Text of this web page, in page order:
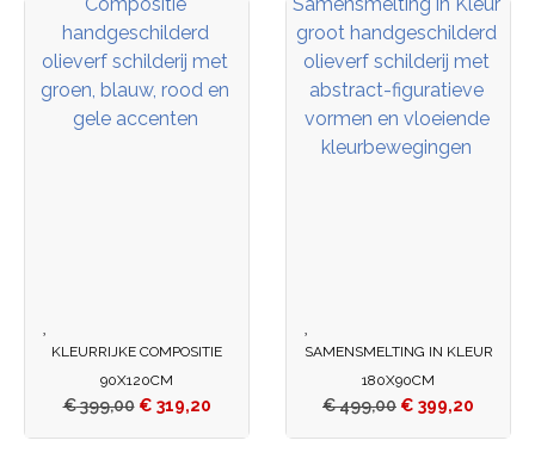
KLEURRIJKE COMPOSITIE
90X120CM
€399,00 € 319,20
SAMENSMELTING IN KLEUR
180X90CM
€499,00 € 399,20